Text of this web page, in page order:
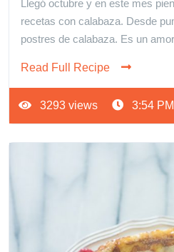
Llegó octubre y en este mes
recetas con calabaza. Desde
postres de calabaza. Es un
Read Full Recipe
3293 views 3:54 PM